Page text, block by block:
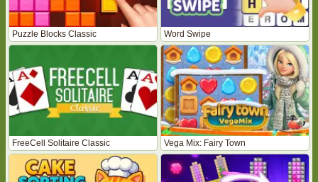
Puzzle Blocks Classic Word Swipe
FreeCell Solitaire Classic Vega Mix: Fairy Town